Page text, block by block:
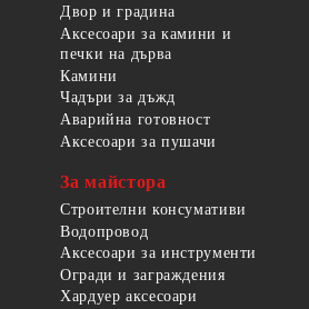
Двор и градина
Аксесоари за камини и
печки на дърва
Камини
Чадъри за дъжд
Аварийна готовност
Аксесоари за пушачи
За майстора
Строителни консумативи
Водопровод
Аксесоари за инструменти
Огради и заграждения
Хардуер аксесоари